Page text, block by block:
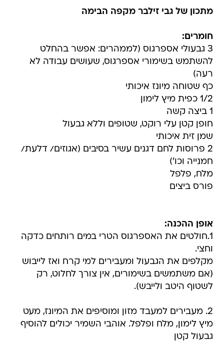
מתכון של גבי זילבר מקפה הבימה
חומרים:
3 גבעולי אספרגוס (לממהרים: אפשר בהחלט
להשתמש בשימורי אספרגוס, שעושים עבודה לא
רעה)
כף שטוחה מיונז איכותי
1/2 כפית מיץ לימון
1 ביצה קשה
חופן קטן עלי רוקט, שטופים וללא גבעול
שמן זית איכותי
2 פרוסות לחם דגנים עשיר בסיבים (אגוזים/ דלעת/
חמנייה וכו')
מלח, פלפל
פורס ביצים
אופן ההכנה:
1.חולטים את האספרגוס הטרי במים רותחים כדקה
וחצי.
מקלפים את הגבעול ומעבירים למי קרח ואז לייבוש
(אם משתמשים בשימורים, אין צורך לחלוט, רק
לשטוף היטב ולייבש).
2. מעבירים למעבד מזון ומוסיפים את המיונז, מעט
מיץ לימון, מלח ופלפל. אוהבי השמיר יכולים להוסיף
גבעול קטן